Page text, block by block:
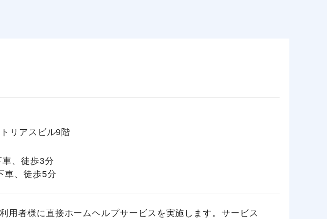
リアスビル9階
、徒歩3分
車、徒歩5分
用者様に直接ホームヘルプサービスを実施します。サービス